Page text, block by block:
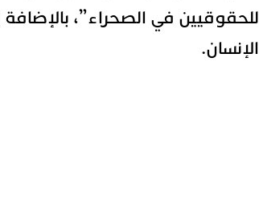
للحقوقيين في الصحراء”،
الإنسان.